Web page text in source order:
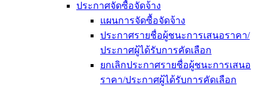
ประกาศจัดซื้อจัดจ้าง
แผนการจัดซื้อจัดจ้าง
ประกาศรายชื่อผู้ชนะการเสนอราคา/
ประกาศผู้ได้รับการคัดเลือก
ยกเลิกประกาศรายชื่อผู้ชนะการเสนอ
ราคา/ประกาศผู้ได้รับการคัดเลือก